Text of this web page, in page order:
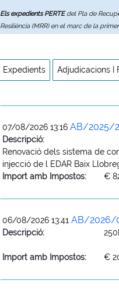
Els expedients PERTEdel Pla de
Resiliència (MRR) en el marc de la
Expedients Adjudicacions I
07/08/2026 13:16 AB/2025/
Descripció:
Renovació dels sistema de
injecció de l EDAR Baix
Import amb Impostos:
€
06/08/2026 13:41 AB/2026/
Descripció:
Import amb Impostos: €